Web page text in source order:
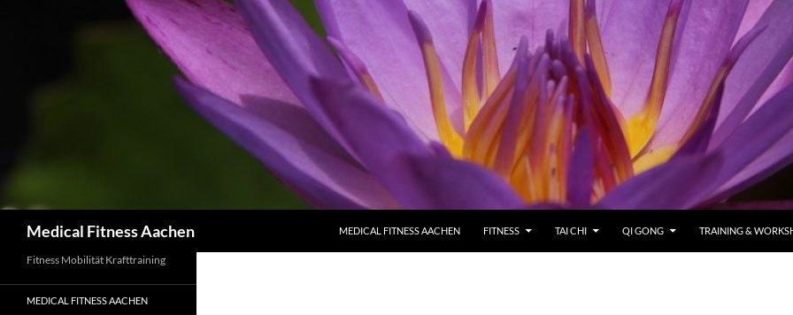
Medical Fitness Aachen MEDICAL FITNESS AACHEN FITNESS TAI CHI QI GONG TRAINING &
Fitness Mobilität Krafttraining
MEDICAL FITNESS AACHEN